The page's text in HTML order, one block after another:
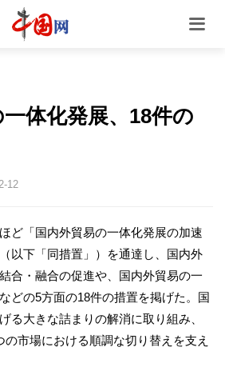
体化発展、18件の
12
ど「国内外貿易の一体化発展の加速
以下「同措置」）を通達し、国内外
合・融合の促進や、国内外貿易の一
どの5方面の18件の措置を掲げた。国
る大きな詰まりの解消に取り組み、
市場における順調な切り替えを支え